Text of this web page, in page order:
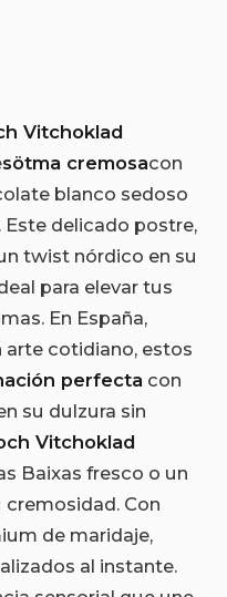
Vitchoklad
sötma cremosacon
blanco sedoso
Este delicado postre,
twist nórdico en su
para elevar tus
En España,
arte cotidiano, estos
perfecta con
su dulzura sin
Vitchoklad
Baixas fresco o un
cremosidad. Con
de maridaje,
al instante.